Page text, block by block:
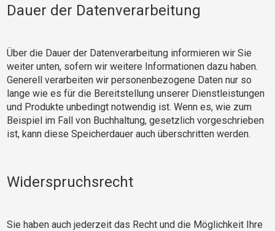
Dauer der Datenverarbeitung
Über die Dauer der Datenverarbeitung informieren wir Sie
weiter unten, sofern wir weitere Informationen dazu haben.
Generell verarbeiten wir personenbezogene Daten nur so
lange wie es für die Bereitstellung unserer Dienstleistungen
und Produkte unbedingt notwendig ist. Wenn es, wie zum
Beispiel im Fall von Buchhaltung, gesetzlich vorgeschrieben
ist, kann diese Speicherdauer auch überschritten werden.
Widerspruchsrecht
Sie haben auch jederzeit das Recht und die Möglichkeit Ihre